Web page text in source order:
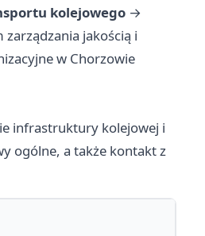
kolejowego →
zarządzania jakością i
w Chorzowie
infrastruktury kolejowej i
ogólne, a także kontakt z